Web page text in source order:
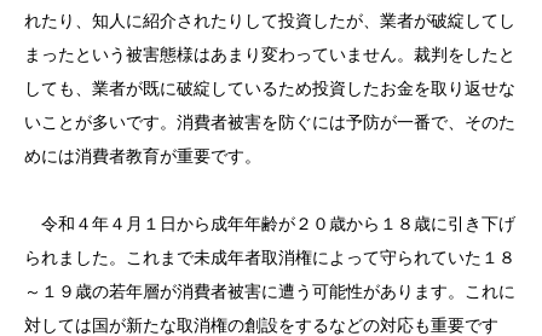
れたり、知人に紹介されたりして投資したが、業者が破綻してし
まったという被害態様はあまり変わっていません。裁判をしたと
しても、業者が既に破綻しているため投資したお金を取り返せな
いことが多いです。消費者被害を防ぐには予防が一番で、そのた
めには消費者教育が重要です。
令和４年４月１日から成年年齢が２０歳から１８歳に引き下げ
られました。これまで未成年者取消権によって守られていた１８
～１９歳の若年層が消費者被害に遭う可能性があります。これに
対しては国が新たな取消権の創設をするなどの対応も重要です